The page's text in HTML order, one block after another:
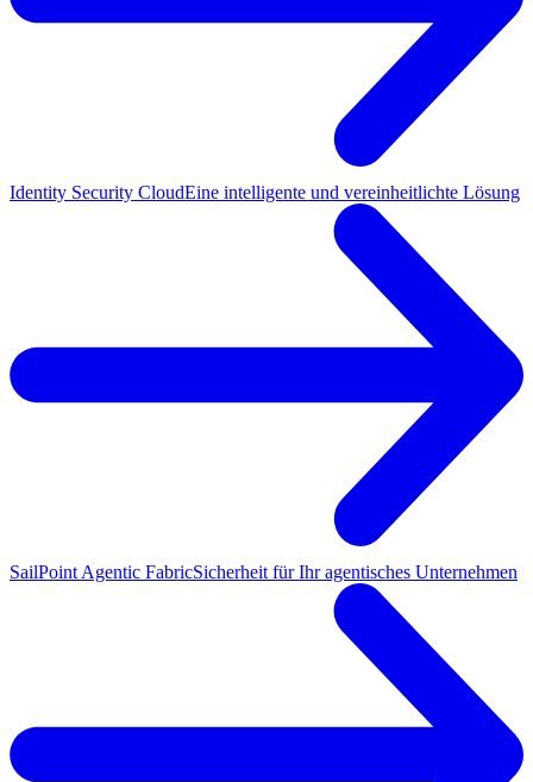
Identity Security CloudEine intelligente und vereinheitlichte Lösung
SailPoint Agentic FabricSicherheit für Ihr agentisches Unternehmen